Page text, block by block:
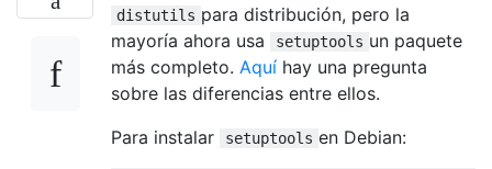
distutils para distribución, pero la
mayoría ahora usa
setuptools un paquete
más completo. Aquí hay una pregunta
sobre las diferencias entre ellos.
Para instalar
setuptools en Debian: